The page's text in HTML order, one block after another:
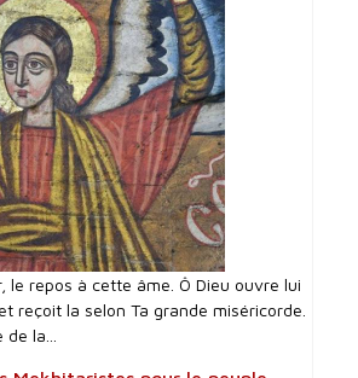
le repos à cette âme. Ô Dieu ouvre lui
reçoit la selon Ta grande miséricorde.
la...